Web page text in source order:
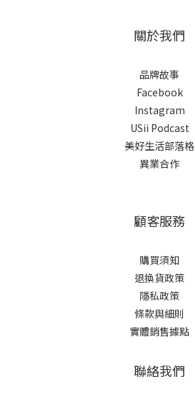
關於我們
品牌故事
Facebook
Instagram
USii Podcast
美好生活部落格
異業合作
顧客服務
購買須知
退換貨政策
隱私政策
條款與細則
實體銷售據點
聯絡我們